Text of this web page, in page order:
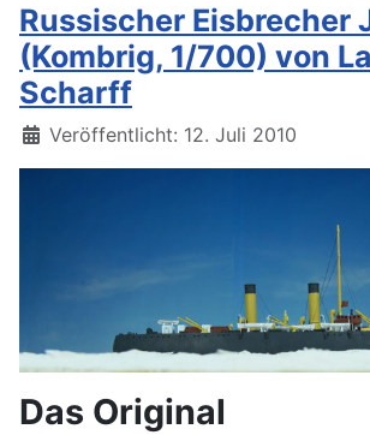
Russischer Eisbrecher
(Kombrig, 1/700) von
Scharff
Details
Veröffentlicht: 12. Juli 2010
Das Original